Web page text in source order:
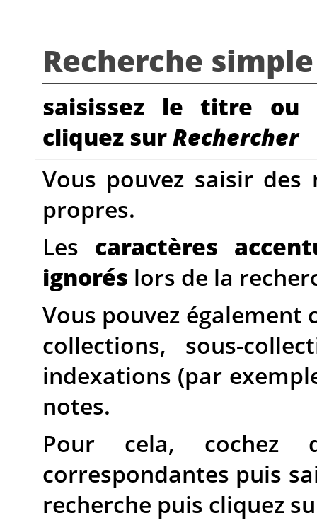
Recherche simple
saisissez le titre ou
cliquez surRechercher
Vous pouvez saisir
propres.
Les caractères
ignorés lors de la
Vous pouvez également
collections, sous-
indexations (par
notes.
Pour cela,
correspondantes puis
recherche puis cliquez